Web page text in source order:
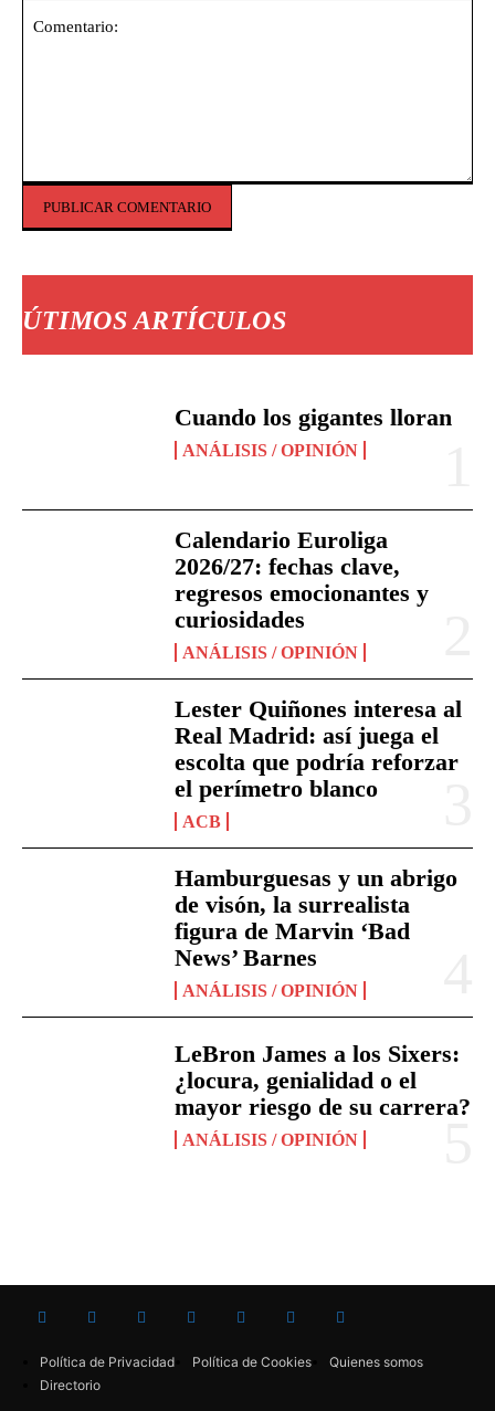
ÚTIMOS ARTÍCULOS
Cuando los gigantes lloran
ANÁLISIS / OPINIÓN
Calendario Euroliga
2026/27: fechas clave,
regresos emocionantes y
curiosidades
ANÁLISIS / OPINIÓN
Lester Quiñones interesa al
Real Madrid: así juega el
escolta que podría reforzar
el perímetro blanco
ACB
Hamburguesas y un abrigo
de visón, la surrealista
figura de Marvin ‘Bad
News’ Barnes
ANÁLISIS / OPINIÓN
LeBron James a los Sixers:
¿locura, genialidad o el
mayor riesgo de su carrera?
ANÁLISIS / OPINIÓN
Política de Privacidad Política de Cookies
Quienes somos
Directorio